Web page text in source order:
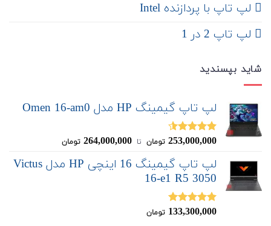
لپ تاپ با پردازنده Intel
لپ تاپ 2 در 1
شاید بپسندید
لپ تاپ گیمینگ HP مدل Omen 16-am0
نمره4.50
253,000,000 تومان ‌ تا ‌ 264,000,000 تومان
لپ تاپ گیمینگ 16 اینچی HP مدل Victus
16-e1 R5 3050
نمره5.00
133,300,000 تومان